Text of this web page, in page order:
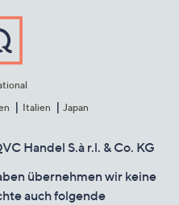
Italien Japan
Handel S.à r.l. & Co. KG
übernehmen wir keine
auch folgende